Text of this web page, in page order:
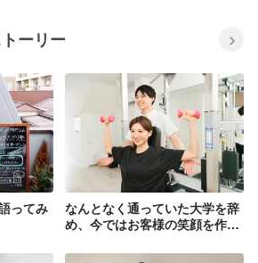
ーリー
ってみ
なんとなく通っていた大学を辞
め、今ではお客様の笑顔を作る